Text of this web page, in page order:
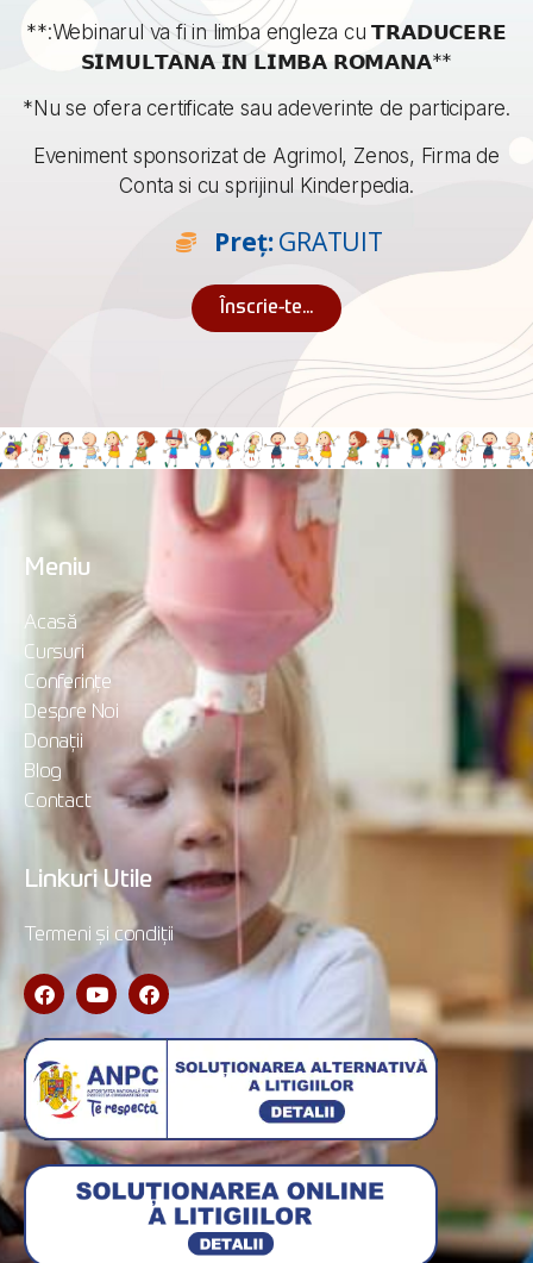
**:Webinarul va fi in limba engleza cu 𝗧𝗥𝗔𝗗𝗨𝗖𝗘𝗥𝗘
𝗦𝗜𝗠𝗨𝗟𝗧𝗔𝗡𝗔 𝗜𝗡 𝗟𝗜𝗠𝗕𝗔 𝗥𝗢𝗠𝗔𝗡𝗔**
*Nu se ofera certificate sau adeverinte de participare.
Eveniment sponsorizat de Agrimol, Zenos, Firma de
Conta si cu sprijinul Kinderpedia.
Preț:GRATUIT
Înscrie-te...
Meniu
Acasă
Cursuri
Conferințe
Despre Noi
Donații
Blog
Contact
Linkuri Utile
Termeni și condiții